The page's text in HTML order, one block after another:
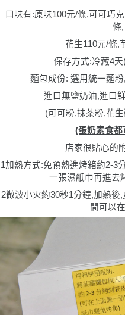
口味有:原味100元/條,可可巧
條,
花生110元/條,
保存方式:冷藏4
麵包成份: 選用統一麵
進口無鹽奶油,進口
(可可粉,抹茶粉,花
(蛋奶素食都
店家很貼心的
1加熱方式:免預熱進烤箱約2-3
一張濕紙巾再進去
2微波小火約30秒1分鐘,加熱後
間可以